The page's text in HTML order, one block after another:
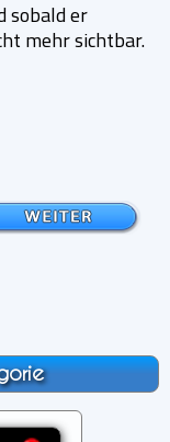
sobald er
mehr sichtbar.